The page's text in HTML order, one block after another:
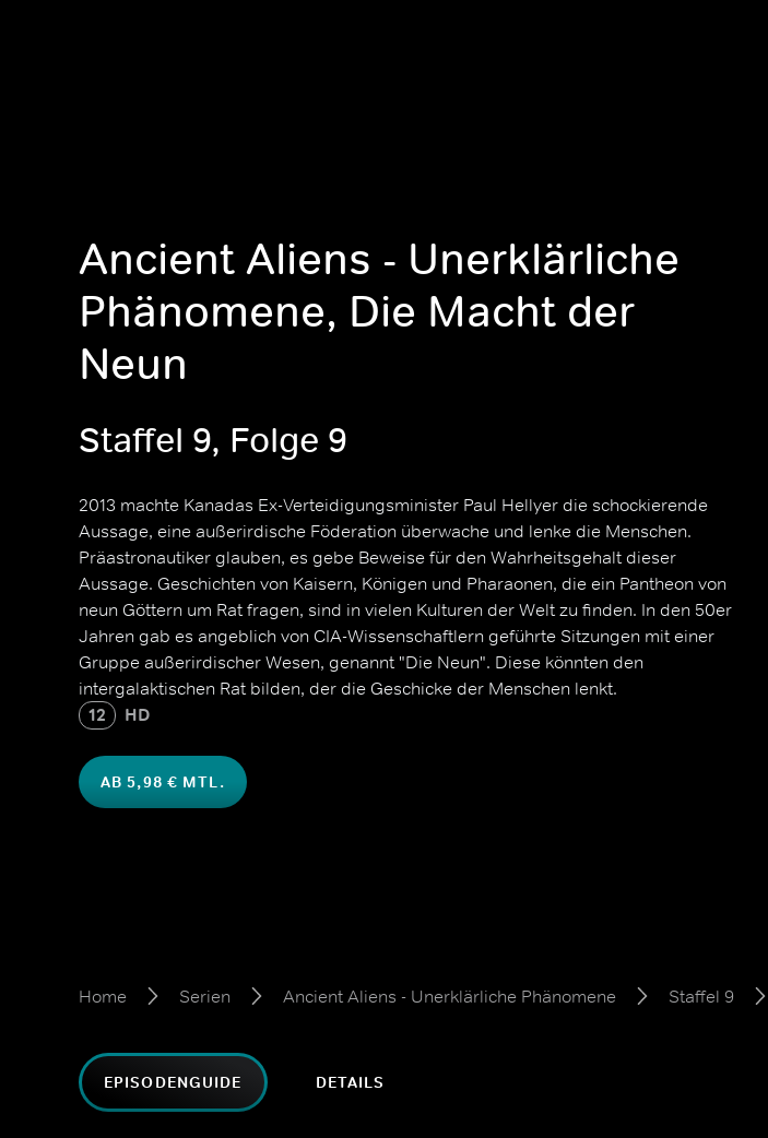
Ancient Aliens - Unerklärliche
Phänomene, Die Macht der
Neun
Staffel 9, Folge 9
2013 machte Kanadas Ex-Verteidigungsminister Paul Hellyer die schockierende
Aussage, eine außerirdische Föderation überwache und lenke die Menschen.
Präastronautiker glauben, es gebe Beweise für den Wahrheitsgehalt dieser
Aussage. Geschichten von Kaisern, Königen und Pharaonen, die ein Pantheon von
neun Göttern um Rat fragen, sind in vielen Kulturen der Welt zu finden. In den 50er
Jahren gab es angeblich von CIA-Wissenschaftlern geführte Sitzungen mit einer
Gruppe außerirdischer Wesen, genannt "Die Neun". Diese könnten den
intergalaktischen Rat bilden, der die Geschicke der Menschen lenkt.
12 HD
AB 5,98 € MTL.
Home Serien Ancient Aliens - Unerklärliche Phänomene Staffel 9
EPISODENGUIDE DETAILS